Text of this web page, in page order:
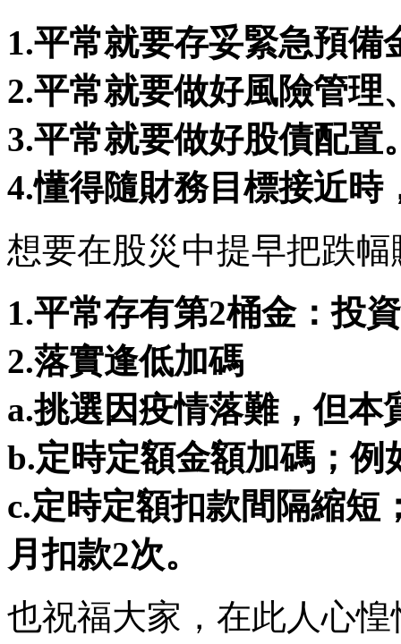
1.平常就要存妥緊急預
2.平常就要做好風險管理
3.平常就要做好股債配置
4.懂得隨財務目標接近時
想要在股災中提早把跌
1.平常存有第2桶金：投
2.落實逢低加碼
a.挑選因疫情落難，但本
b.定時定額金額加碼；例
c.定時定額扣款間隔縮短
月扣款2次。
也祝福大家，在此人心